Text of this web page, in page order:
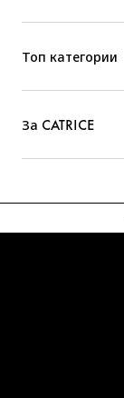
Топ категории
За CATRICE